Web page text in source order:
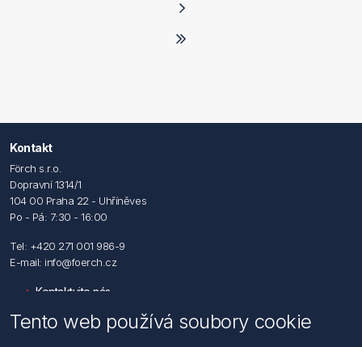
Kontakt
Förch s.r.o.
Dopravní 1314/1
104 00 Praha 22 - Uhříněves
Po - Pá: 7:30 - 16:00
Tel: +420 271 001 986-9
E-mail: info@foerch.cz
Kontaktujte nás
Tento web používá soubory cookie